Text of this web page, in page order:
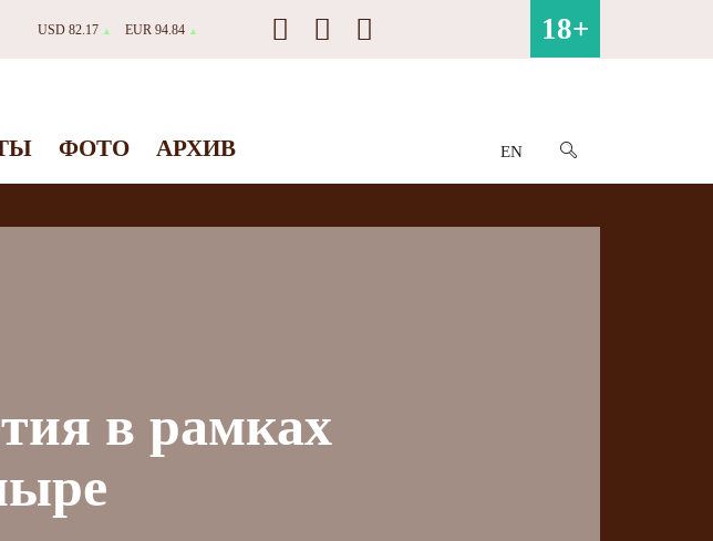
USD 82.17 ▲ EUR 94.84 ▲ 18+
ФОТО АРХИВ EN
в рамках